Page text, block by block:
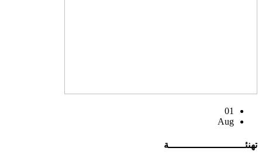
01
Aug
تهنئــــــــــــــــــــــــــة